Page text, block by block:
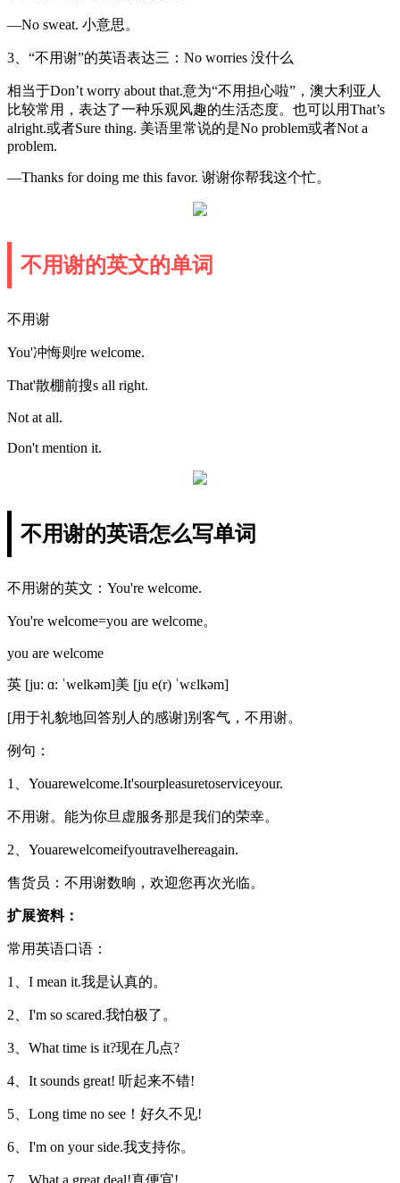
—No sweat. 小意思。
3、“不用谢”的英语表达三：No worries 没什么
相当于Don’t worry about that.意为“不用担心啦”，澳大利亚人
比较常用，表达了一种乐观风趣的生活态度。也可以用That’s
alright.或者Sure thing. 美语里常说的是No problem或者Not a
problem.
—Thanks for doing me this favor. 谢谢你帮我这个忙。
不用谢的英文的单词
不用谢
You'冲悔则re welcome.
That'散棚前搜s all right.
Not at all.
Don't mention it.
不用谢的英语怎么写单词
不用谢的英文：You're welcome.
You're welcome=you are welcome。
you are welcome
英 [ju: ɑ: ˈwelkəm]美 [ju e(r) ˈwɛlkəm]
[用于礼貌地回答别人的感谢]别客气，不用谢。
例句：
1、Youarewelcome.It'sourpleasuretoserviceyour.
不用谢。能为你旦虚服务那是我们的荣幸。
2、Youarewelcomeifyoutravelhereagain.
售货员：不用谢数晌，欢迎您再次光临。
扩展资料：
常用英语口语：
1、I mean it.我是认真的。
2、I'm so scared.我怕极了。
3、What time is it?现在几点?
4、It sounds great! 听起来不错!
5、Long time no see！好久不见!
6、I'm on your side.我支持你。
7、What a great deal!真便宜!